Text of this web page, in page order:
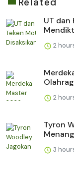
UT dan
2
2
Tyron
3